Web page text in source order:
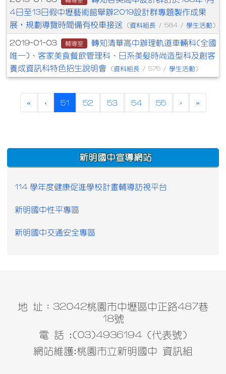
4日至13日假中壢藝術館舉辦2019設計群專題製作成果
展，規劃導覽時間備有校車接送
(資料組長 / 584 / 學生活動 )
2019-01-03 輔導室
轉知清華高中辦理軌道車輛科(全國
唯一)、客家美食餐飲管理科、日系美髮時尚造型科及創客
養成資訊科特色招生說明會
(資料組長 / 575 / 學生活動 )
« ‹ 51(current)
52 53 54 55 › »
:::
新明國中宣導網站
114 學年度健康促進學校計畫輔導訪視平台
新明國中性平專區
新明國中交通安全專區
地 址：32042桃園市中壢區中正路487巷
18號
電 話 :(03)4936194 (代表號)
網站維護:桃園市立新明國中 資訊組